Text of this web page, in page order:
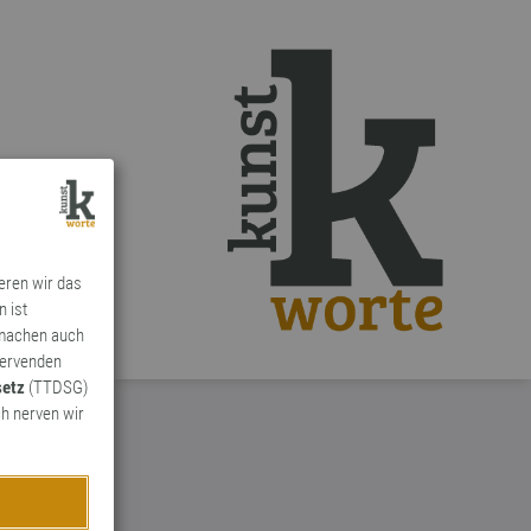
wir das
ist
auch
(TTDSG)
nerven wir